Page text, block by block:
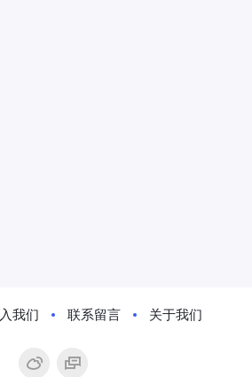
我们 联系留言 关于我们